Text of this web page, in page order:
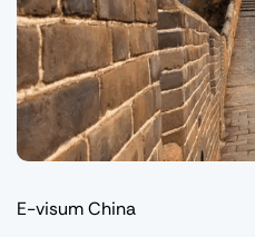
E-visum China